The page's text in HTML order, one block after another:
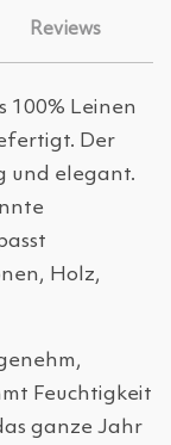
Reviews
100% Leinen
Der
und elegant.
Holz,
Feuchtigkeit
ganze Jahr